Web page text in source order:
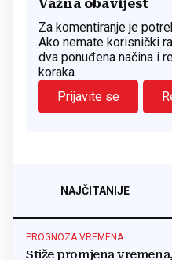
Važna obavijest
Za komentiranje je
Ako nemate korisnički
dva ponuđena načina i
koraka.
Prijavite se
NAJČITANIJE
PROGNOZA VREMENA
Stiže promjena vremena,